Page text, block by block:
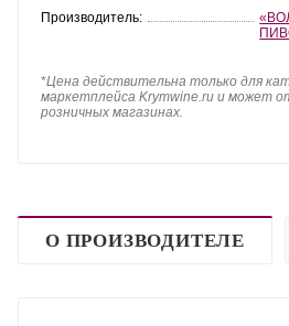
Производитель:
*Цена действительна только для
маркетплейса Krymwine.ru и может
розничных магазинах.
О ПРОИЗВОДИТЕЛЕ